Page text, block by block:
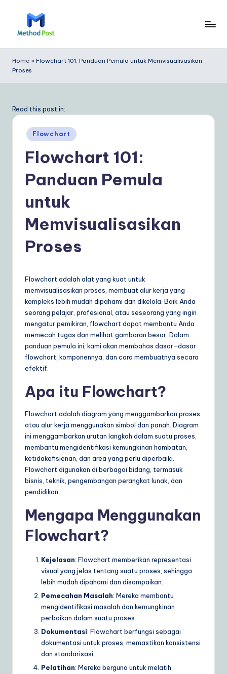
e
t
o
In
si
Y
D
ai
ly
G
ui
Home » Flowchart 101: Panduan Pemula untuk Memvisualisasikan
Proses
Read this post in:
Posted
in
Flowchart
Flowchart 101:
Panduan Pemula
untuk
Memvisualisasikan
Proses
Flowchart adalah alat yang kuat untuk
memvisualisasikan proses, membuat alur kerja yang
kompleks lebih mudah dipahami dan dikelola. Baik Anda
seorang pelajar, profesional, atau seseorang yang ingin
mengatur pemikiran, flowchart dapat membantu Anda
memecah tugas dan melihat gambaran besar. Dalam
panduan pemula ini, kami akan membahas dasar-dasar
flowchart, komponennya, dan cara membuatnya secara
efektif.
Apa itu Flowchart?
Flowchart adalah diagram yang menggambarkan proses
atau alur kerja menggunakan simbol dan panah. Diagram
ini menggambarkan urutan langkah dalam suatu proses,
membantu mengidentifikasi kemungkinan hambatan,
ketidakefisienan, dan area yang perlu diperbaiki.
Flowchart digunakan di berbagai bidang, termasuk
bisnis, teknik, pengembangan perangkat lunak, dan
pendidikan.
Mengapa Menggunakan
Flowchart?
Kejelasan: Flowchart memberikan representasi
visual yang jelas tentang suatu proses, sehingga
lebih mudah dipahami dan disampaikan.
Pemecahan Masalah: Mereka membantu
mengidentifikasi masalah dan kemungkinan
perbaikan dalam suatu proses.
Dokumentasi: Flowchart berfungsi sebagai
dokumentasi untuk proses, memastikan konsistensi
dan standarisasi.
Pelatihan: Mereka berguna untuk melatih